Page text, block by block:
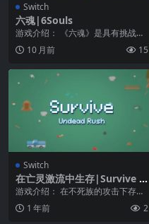
Switch
六魂|6Souls
游戏介绍： 《六魂》是具有挑战性
的动作平台，可以击败80多个等
级，击败6个bos...
10 月前 15
Switch
在亡灵激流中生存|Survive U
ndead Rush
游戏介绍： 在不死族的攻击下存活
下来！ 战斗或逃亡！ 超越并歼灭一
波又一波不断出...
1 年前 2